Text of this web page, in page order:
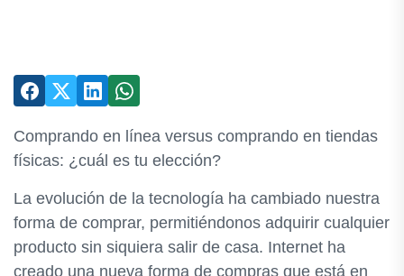
Comprando en línea versus comprando en tiendas
físicas: ¿cuál es tu elección?
La evolución de la tecnología ha cambiado nuestra
forma de comprar, permitiéndonos adquirir cualquier
producto sin siquiera salir de casa. Internet ha
creado una nueva forma de compras que está en